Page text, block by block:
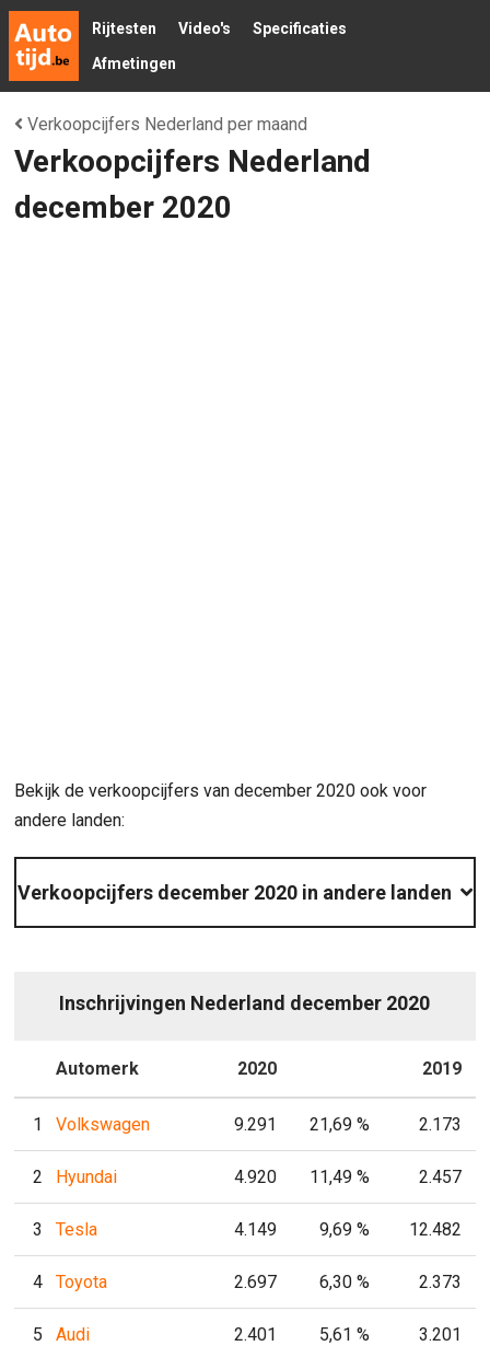
Rijtesten Video's
Specificaties
Afmetingen
Verkoopcijfers Nederland per maand
Verkoopcijfers Nederland
december 2020
Bekijk de verkoopcijfers van december 2020 ook voor
andere landen:
Verkoopcijfers december 2020 in andere landen
Inschrijvingen Nederland december 2020
Automerk 2020 2019
1 Volkswagen 9.291 21,69 % 2.173
2 Hyundai 4.920 11,49 % 2.457
3 Tesla 4.149 9,69 % 12.482
4 Toyota 2.697 6,30 % 2.373
5 Audi 2.401 5,61 % 3.201